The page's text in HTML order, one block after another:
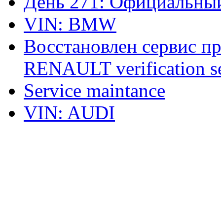
VIN: BMW
Восстановлен сервис
RENAULT verification
Service maintance
VIN: AUDI